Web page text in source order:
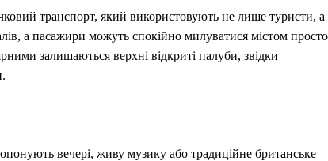
транспорт, який використовують не лише туристи, а
а пасажири можуть спокійно милуватися містом просто
залишаються верхні відкриті палуби, звідки
вечері, живу музику або традиційне британське